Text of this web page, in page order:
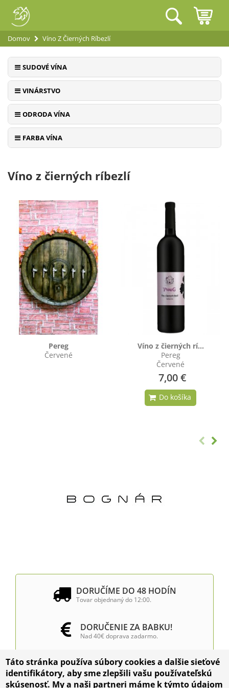
Domov Víno Z Čierných Ríbezlí
SUDOVÉ VÍNA
VINÁRSTVO
ODRODA VÍNA
FARBA VÍNA
Víno z čierných ríbezlí
Pereg
Červené
Víno z čierných rí...
Pereg
Červené
7,00 €
DORUČÍME DO 48 HODÍN
Tovar objednaný do 12:00.
DORUČENIE ZA BABKU!
Nad 40€ doprava zadarmo.
INŠTALÁCIA VÝČAPNÝCH
ZARIADENÍ
Táto stránka používa súbory cookies a dalšie sieťové
identifikátory, aby sme zlepšili vašu používateľskú
skúsenosť. My a naši partneri máme k týmto údajom